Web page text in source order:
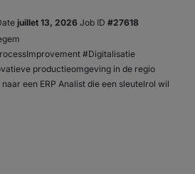
juillet 13, 2026
#27618
#Digitalisatie
productieomgeving in de regio
een ERP Analist die een sleutelrol wil